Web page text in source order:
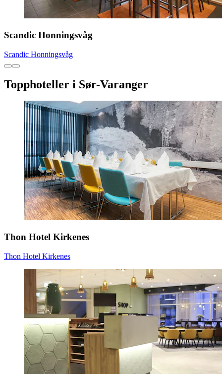
Scandic Honningsvåg
Scandic Honningsvåg
Topphoteller i Sør-Varanger
Thon Hotel Kirkenes
Thon Hotel Kirkenes